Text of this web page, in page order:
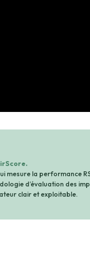
mesure la performance
d’évaluation des
clair et exploitable.